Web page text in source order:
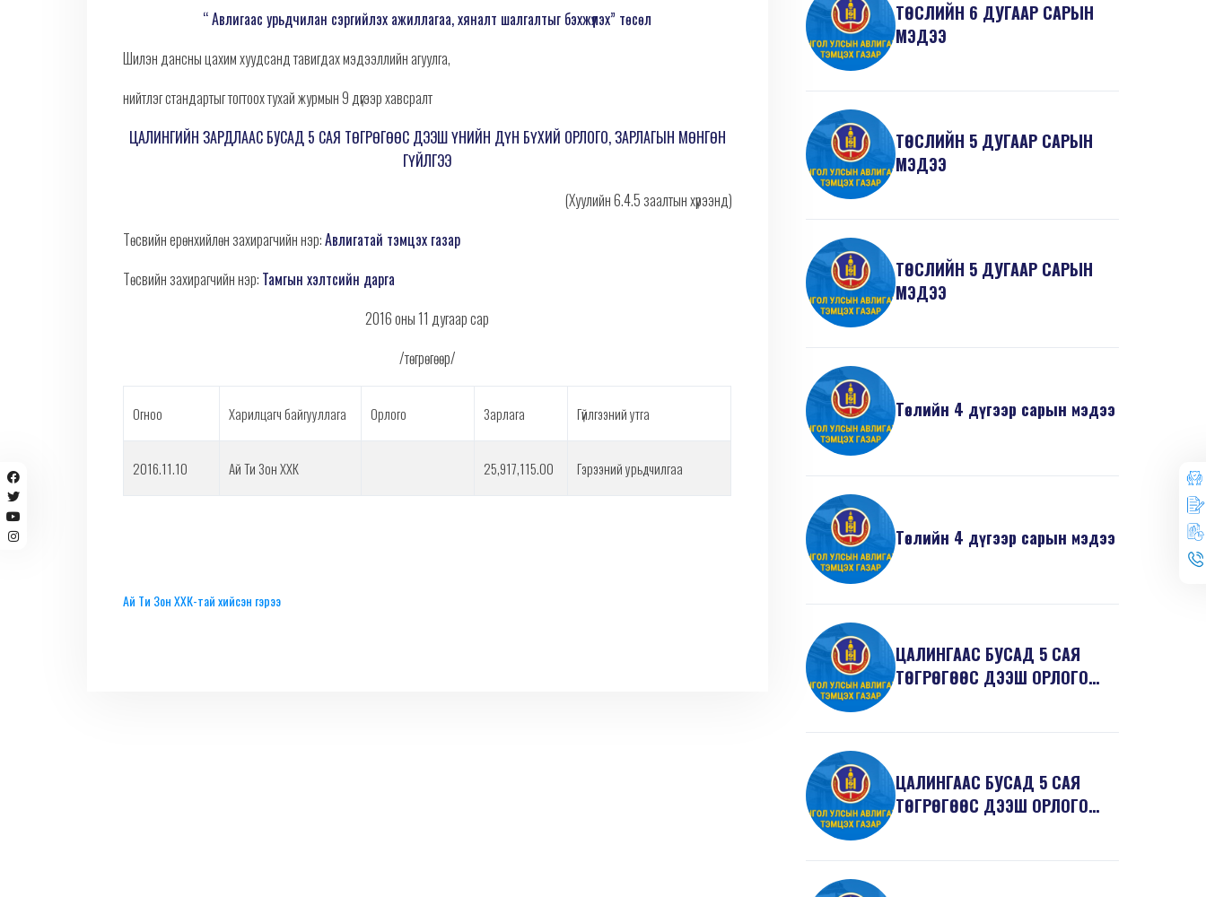
“ Авлигаас урьдчилан сэргийлэх ажиллагаа, хяналт шалгалтыг бэхжүүлэх” төсөл
Шилэн дансны цахим хуудсанд тавигдах мэдээллийн агуулга,
нийтлэг стандартыг тогтоох тухай журмын 9 дүгээр хавсралт
ЦАЛИНГИЙН ЗАРДЛААС БУСАД 5 САЯ ТӨГРӨГӨӨС ДЭЭШ ҮНИЙН ДҮН БҮХИЙ ОРЛОГО, ЗАРЛАГЫН МӨНГӨН
ГҮЙЛГЭЭ
(Хуулийн 6.4.5 заалтын хүрээнд)
Төсвийн ерөнхийлөн захирагчийн нэр:Авлигатай тэмцэх газар
Төсвийн захирагчийн нэр: Тамгын хэлтсийн дарга
2016 оны 11 дугаар сар
/төгрөгөөр/
Огноо Харилцагч байгууллага Орлого Зарлага Гүйлгээний утга
2016.11.10 Ай Ти Зон ХХК 25,917,115.00 Гэрээний урьдчилгаа
Ай Ти Зон ХХК-тай хийсэн гэрээ
ТӨСЛИЙН 6 ДУГААР САРЫН
МЭДЭЭ
ТӨСЛИЙН 5 ДУГААР САРЫН
МЭДЭЭ
ТӨСЛИЙН 5 ДУГААР САРЫН
МЭДЭЭ
Төслийн 4 дүгээр сарын мэдээ
Төслийн 4 дүгээр сарын мэдээ
ЦАЛИНГААС БУСАД 5 САЯ
ТӨГРӨГӨӨС ДЭЭШ ОРЛОГО
ЦАЛИНГААС БУСАД 5 САЯ
ТӨГРӨГӨӨС ДЭЭШ ОРЛОГО